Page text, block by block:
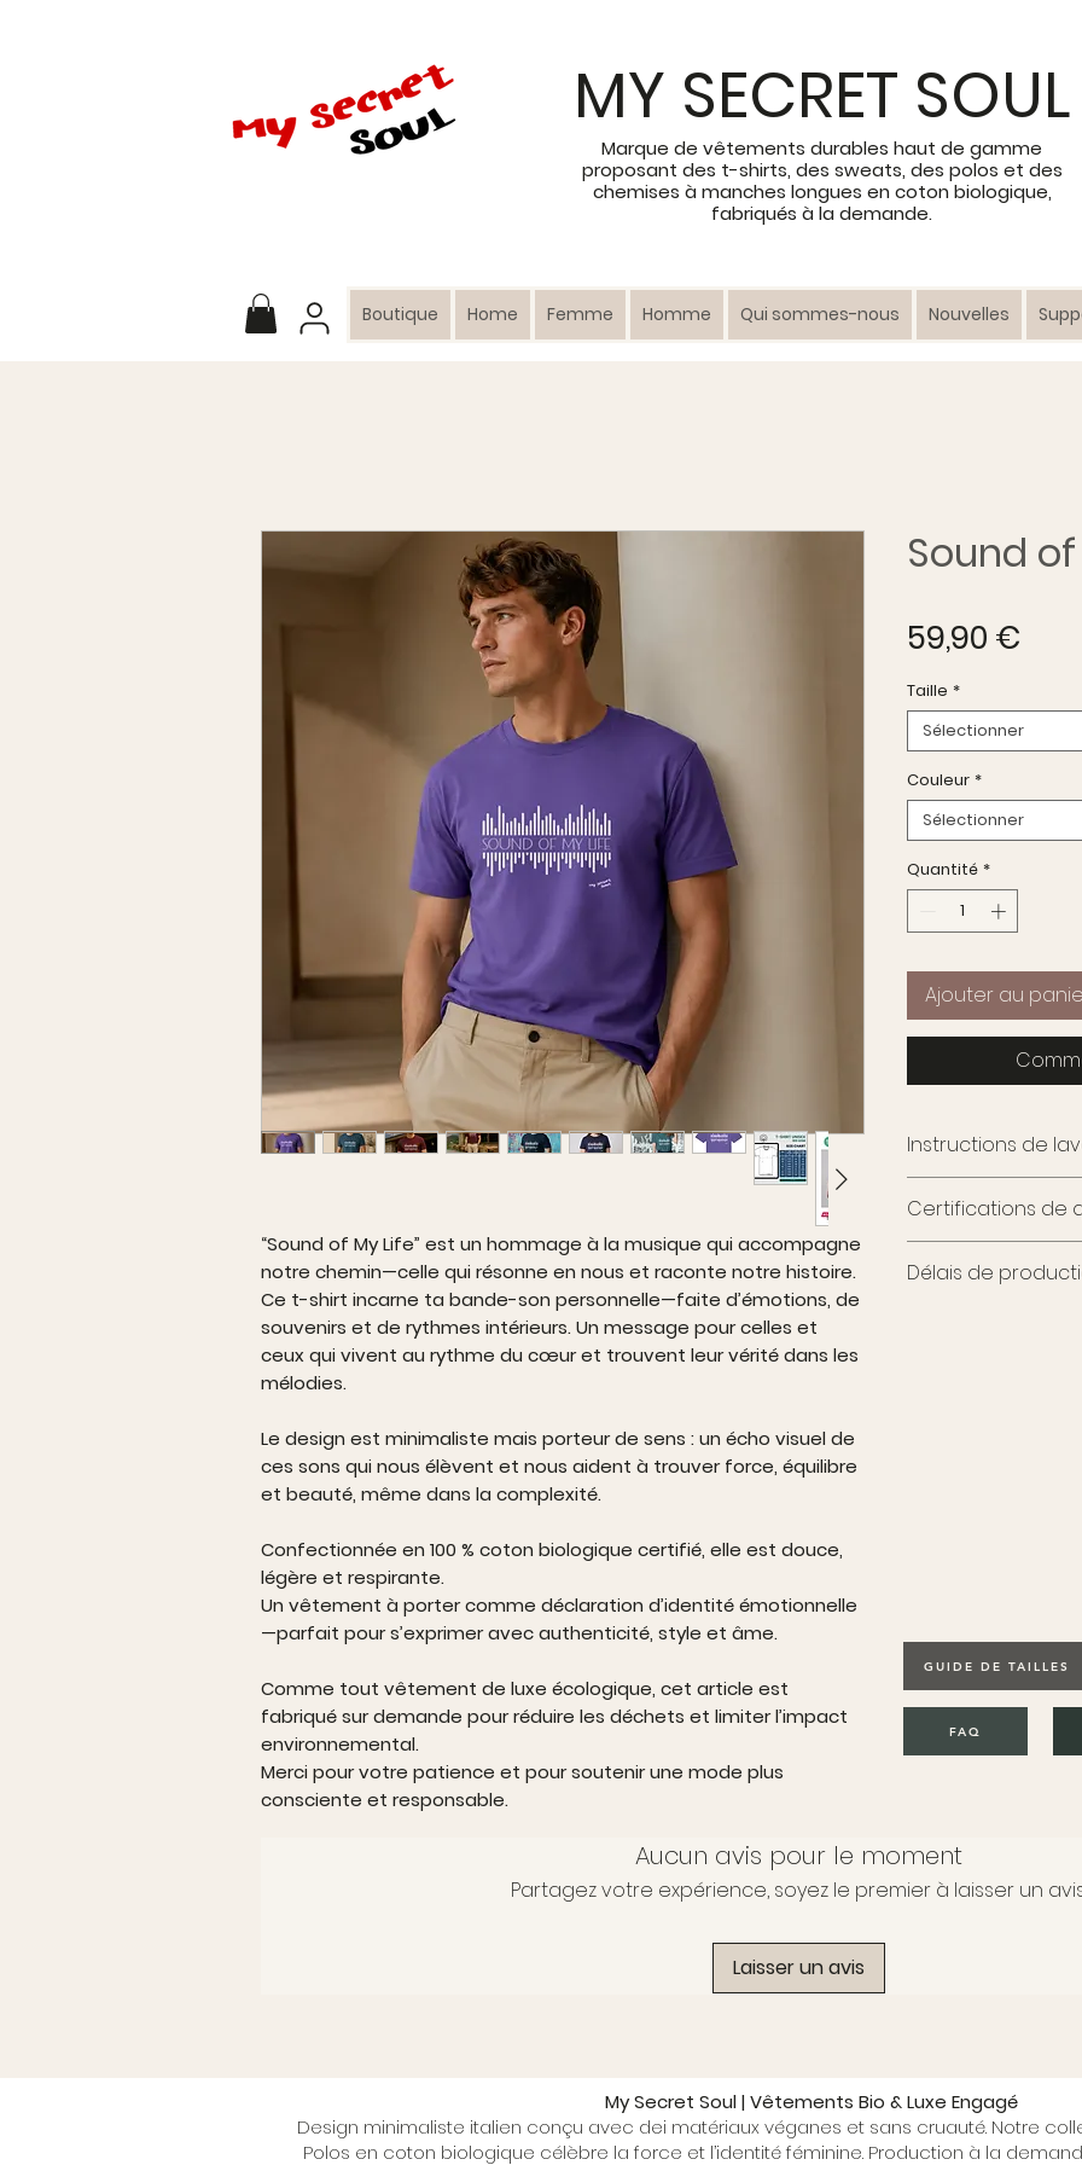
MY SECRET SOUL
Marque de vêtements durables haut de gamme
proposant des t-shirts, des sweats, des polos et des
chemises à manches longues en coton biologique,
fabriqués à la demande.
Boutique Home Femme Homme Qui sommes-nous Nouvelles
“Sound of My Life” est un hommage à la musique qui accompagne
notre chemin—celle qui résonne en nous et raconte notre histoire.
Ce t-shirt incarne ta bande-son personnelle—faite d’émotions, de
souvenirs et de rythmes intérieurs. Un message pour celles et
ceux qui vivent au rythme du cœur et trouvent leur vérité dans les
mélodies.
Le design est minimaliste mais porteur de sens : un écho visuel de
ces sons qui nous élèvent et nous aident à trouver force, équilibre
et beauté, même dans la complexité.
Confectionnée en 100 % coton biologique certifié, elle est douce,
légère et respirante.
Un vêtement à porter comme déclaration d’identité émotionnelle
—parfait pour s’exprimer avec authenticité, style et âme.
Comme tout vêtement de luxe écologique, cet article est
fabriqué sur demande pour réduire les déchets et limiter l’impact
environnemental.
Merci pour votre patience et pour soutenir une mode plus
consciente et responsable.
Sound
59,90 €
Taille *
Sélectionner
Couleur *
Sélectionner
Quantité *
Ajouter au
Instructions de
repasser sur
l'envers
Certifications de
matière de
Délais de
Aucun avis pour le moment
Partagez votre expérience, soyez le premier à laisser un
Laisser un avis
GUIDE DE TAILLES
FAQ
My Secret Soul | Vêtements Bio & Luxe Engagé
Design minimaliste italien conçu avec dei matériaux véganes et sans cruauté. Notre
Polos en coton biologique célèbre la force et l’identité féminine. Production à la demande